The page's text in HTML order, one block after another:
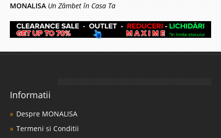
MONALISA Un Zâmbet în Casa Ta
Informatii
Despre MONALISA
Termeni si Conditii